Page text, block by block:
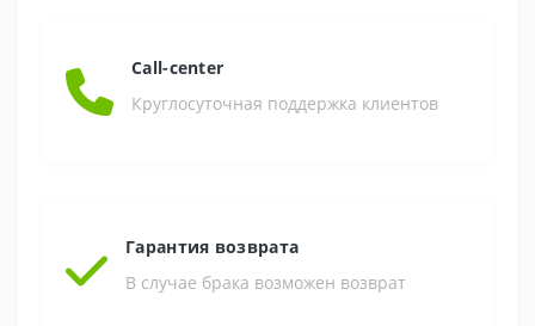
Call-center
Круглосуточная поддержка клиентов
Гарантия возврата
В случае брака возможен возврат